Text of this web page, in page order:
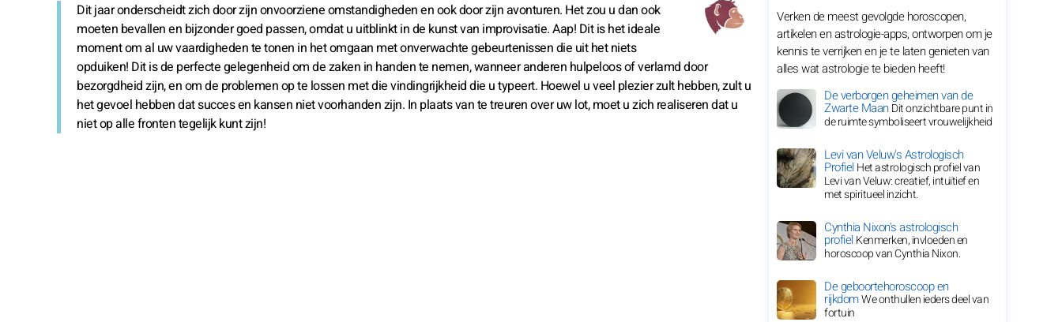
Dit jaar onderscheidt zich door zijn onvoorziene omstandigheden en ook door zijn avonturen. Het zou u dan ook
moeten bevallen en bijzonder goed passen, omdat u uitblinkt in de kunst van improvisatie. Aap! Dit is het ideale
moment om al uw vaardigheden te tonen in het omgaan met onverwachte gebeurtenissen die uit het niets
opduiken! Dit is de perfecte gelegenheid om de zaken in handen te nemen, wanneer anderen hulpeloos of verlamd door
bezorgdheid zijn, en om de problemen op te lossen met die vindingrijkheid die u typeert. Hoewel u veel plezier zult hebben, zult u
het gevoel hebben dat succes en kansen niet voorhanden zijn. In plaats van te treuren over uw lot, moet u zich realiseren dat u
niet op alle fronten tegelijk kunt zijn!
Verken de meest gevolgde horoscopen,
artikelen en astrologie-apps, ontworpen om je
kennis te verrijken en je te laten genieten van
alles wat astrologie te bieden heeft!
De verborgen geheimen van de
Zwarte MaanDit onzichtbare punt in
de ruimte symboliseert vrouwelijkheid
Levi van Veluw's Astrologisch
ProfielHet astrologisch profiel van
Levi van Veluw: creatief, intuïtief en
met spiritueel inzicht.
Cynthia Nixon's astrologisch
profielKenmerken, invloeden en
horoscoop van Cynthia Nixon.
De geboortehoroscoop en
rijkdomWe onthullen ieders deel van
fortuin